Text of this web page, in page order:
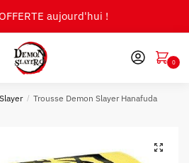
aujourd'hui !
0
/ Trousse Demon Slayer Hanafuda
🔍